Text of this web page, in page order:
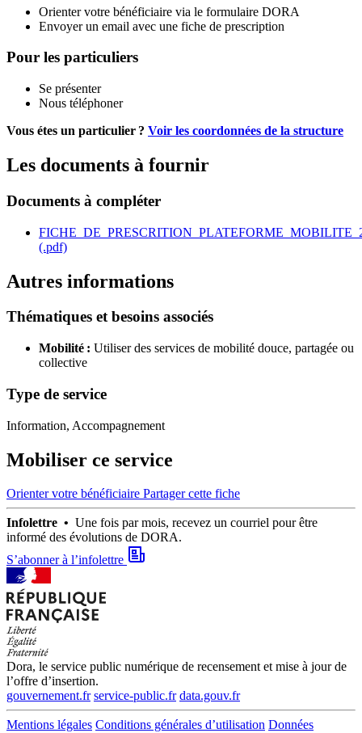
Orienter votre bénéficiaire via le formulaire DORA
Envoyer un email avec une fiche de prescription
Pour les particuliers
Se présenter
Nous téléphoner
Vous étes un particulier ? Voir les coordonnées de la structure
Les documents à fournir
Documents à compléter
(.pdf)
Autres informations
Thématiques et besoins associés
Mobilité : Utiliser des services de mobilité douce, partagée ou
collective
Type de service
Information, Accompagnement
Mobiliser ce service
Orienter votre bénéficiaire Partager cette fiche
Infolettre • Une fois par mois, recevez un courriel pour être
informé des évolutions de DORA.
S’abonner à l’infolettre
Dora, le service public numérique de recensement et mise à jour de
l’offre d’insertion.
gouvernement.fr service-public.fr data.gouv.fr
Mentions légales Conditions générales d’utilisation Données